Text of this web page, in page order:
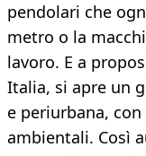
pendolari che
metro o la
lavoro. E a
Italia, si apre un
e periurbana,
ambientali. Così